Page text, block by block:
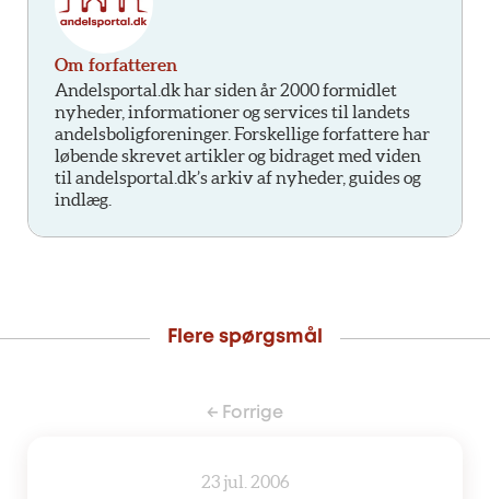
Om forfatteren
Andelsportal.dk har siden år 2000 formidlet
nyheder, informationer og services til landets
andelsboligforeninger. Forskellige forfattere har
løbende skrevet artikler og bidraget med viden
til andelsportal.dk’s arkiv af nyheder, guides og
indlæg.
Flere spørgsmål
← Forrige
23 jul. 2006